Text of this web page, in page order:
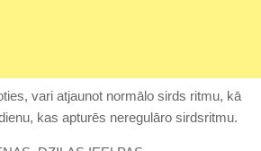
vari atjaunot normālo sirds ritmu, kā
kas apturēs neregulāro sirdsritmu.